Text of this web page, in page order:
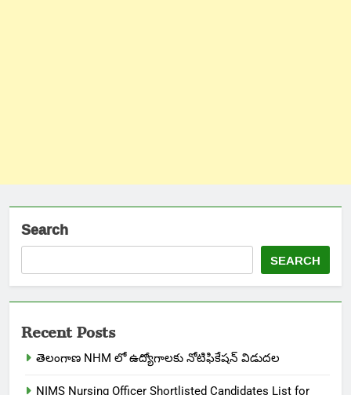
Search
SEARCH
Recent Posts
తెలంగాణ NHM లో ఉద్యోగాలకు నోటిఫికేషన్ విడుదల
NIMS Nursing Officer Shortlisted Candidates List for